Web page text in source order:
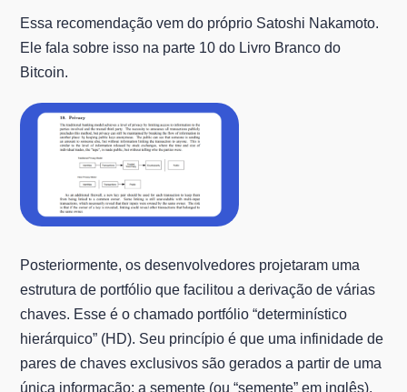
Essa recomendação vem do próprio Satoshi Nakamoto.
Ele fala sobre isso na parte 10 do Livro Branco do
Bitcoin.
Posteriormente, os desenvolvedores projetaram uma
estrutura de portfólio que facilitou a derivação de várias
chaves. Esse é o chamado portfólio “determinístico
hierárquico” (HD). Seu princípio é que uma infinidade de
pares de chaves exclusivos são gerados a partir de uma
única informação: a semente (ou “semente” em inglês).